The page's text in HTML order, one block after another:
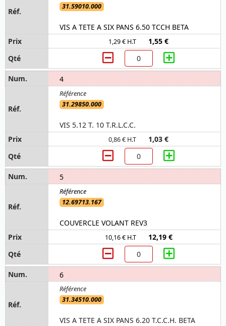
31.59010.000
VIS A TETE A SIX PANS 6.50 TCCH BETA
1,29 € H.T 1,55 €
4
31.29850.000
VIS 5.12 T. 10 T.R.L.C.C.
0,86 € H.T 1,03 €
5
12.69713.167
COUVERCLE VOLANT REV3
10,16 € H.T 12,19 €
6
31.34510.000
VIS A TETE A SIX PANS 6.20 T.C.C.H. BETA